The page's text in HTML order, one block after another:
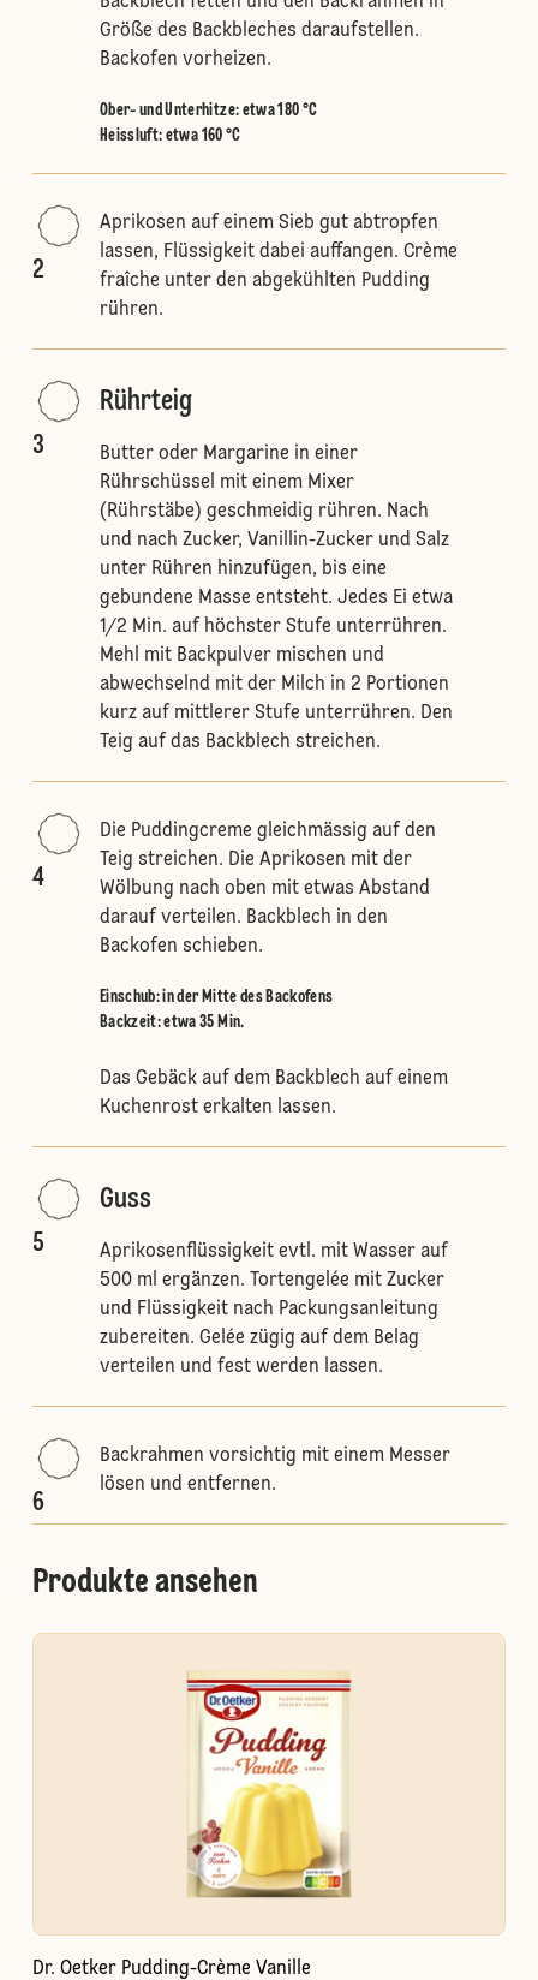
Größe des Backbleches daraufstellen.
Backofen vorheizen.
Ober- und Unterhitze: etwa 180 °C
Heissluft: etwa 160 °C
2
Aprikosen auf einem Sieb gut abtropfen
lassen, Flüssigkeit dabei auffangen. Crème
fraîche unter den abgekühlten Pudding
rühren.
3
Rührteig
Butter oder Margarine in einer
Rührschüssel mit einem Mixer
(Rührstäbe) geschmeidig rühren. Nach
und nach Zucker, Vanillin-Zucker und Salz
unter Rühren hinzufügen, bis eine
gebundene Masse entsteht. Jedes Ei etwa
1/2 Min. auf höchster Stufe unterrühren.
Mehl mit Backpulver mischen und
abwechselnd mit der Milch in 2 Portionen
kurz auf mittlerer Stufe unterrühren. Den
Teig auf das Backblech streichen.
4
Die Puddingcreme gleichmässig auf den
Teig streichen. Die Aprikosen mit der
Wölbung nach oben mit etwas Abstand
darauf verteilen. Backblech in den
Backofen schieben.
Einschub:in der Mitte des Backofens
Backzeit: etwa 35 Min.
Das Gebäck auf dem Backblech auf einem
Kuchenrost erkalten lassen.
5
Guss
Aprikosenflüssigkeit evtl. mit Wasser auf
500 ml ergänzen. Tortengelée mit Zucker
und Flüssigkeit nach Packungsanleitung
zubereiten. Gelée zügig auf dem Belag
verteilen und fest werden lassen.
6
Backrahmen vorsichtig mit einem Messer
lösen und entfernen.
Produkte ansehen
Dr. Oetker Pudding-Crème Vanille